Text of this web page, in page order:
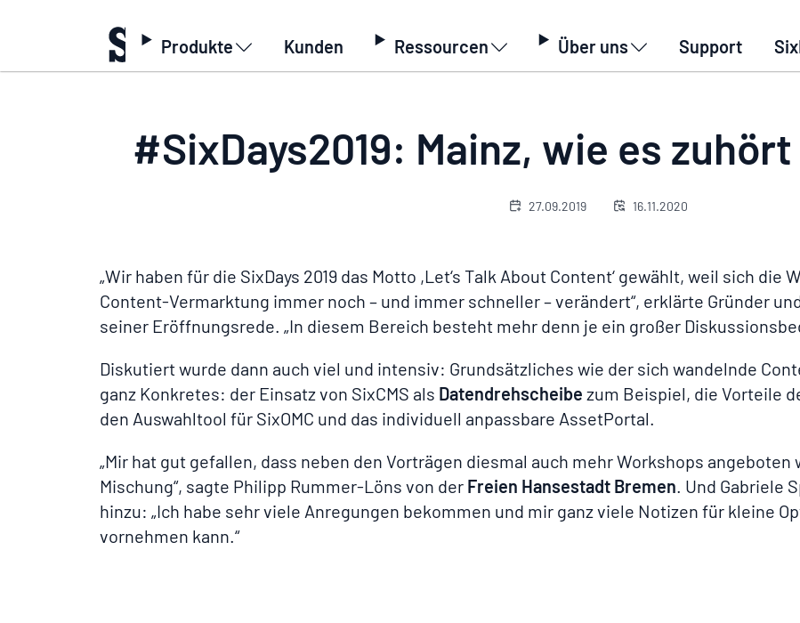
Produkte Kunden Ressourcen Über uns Support
#SixDays2019: Mainz, wie es
27.09.2019 16.11.2020
„Wir haben für die SixDays 2019 das Motto ,Let‘s Talk About Content‘ gewählt, weil sich
Content-Vermarktung immer noch – und immer schneller – verändert“, erklärte Gründer
seiner Eröffnungsrede. „In diesem Bereich besteht mehr denn je ein großer
Diskutiert wurde dann auch viel und intensiv: Grundsätzliches wie der sich wandelnde
ganz Konkretes: der Einsatz von SixCMS als Datendrehscheibe zum Beispiel, die Vorteile
den Auswahltool für SixOMC und das individuell anpassbare AssetPortal.
„Mir hat gut gefallen, dass neben den Vorträgen diesmal auch mehr Workshops angeboten
Mischung“, sagte Philipp Rummer-Löns von der Freien Hansestadt Bremen. Und Gabriele
hinzu: „Ich habe sehr viele Anregungen bekommen und mir ganz viele Notizen für kleine
vornehmen kann.“